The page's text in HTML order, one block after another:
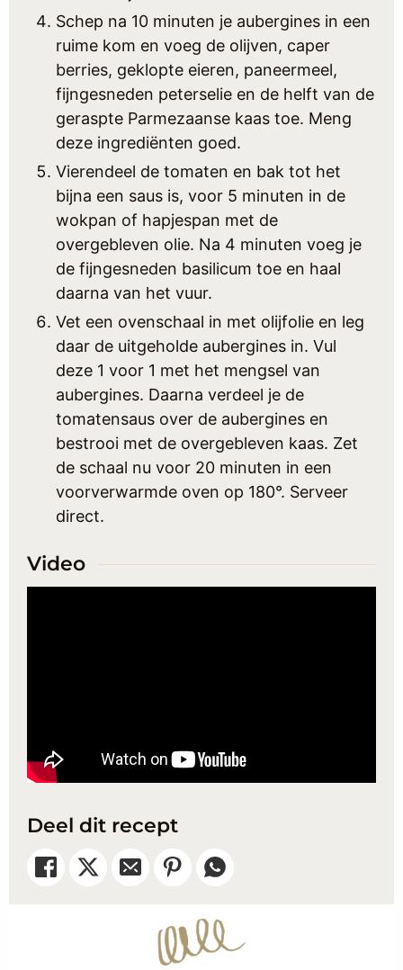
Schep na 10 minuten je aubergines in een
ruime kom en voeg de olijven, caper
berries, geklopte eieren, paneermeel,
fijngesneden peterselie en de helft van de
geraspte Parmezaanse kaas toe. Meng
deze ingrediënten goed.
Vierendeel de tomaten en bak tot het
bijna een saus is, voor 5 minuten in de
wokpan of hapjespan met de
overgebleven olie. Na 4 minuten voeg je
de fijngesneden basilicum toe en haal
daarna van het vuur.
Vet een ovenschaal in met olijfolie en leg
daar de uitgeholde aubergines in. Vul
deze 1 voor 1 met het mengsel van
aubergines. Daarna verdeel je de
tomatensaus over de aubergines en
bestrooi met de overgebleven kaas. Zet
de schaal nu voor 20 minuten in een
voorverwarmde oven op 180°. Serveer
direct.
Video
Deel dit recept